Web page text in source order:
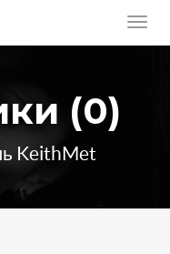
(0)
KeithMet